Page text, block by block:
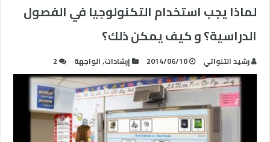
لماذا يجب استخدام التكنولوجيا في الفصول
الدراسية؟ و كيف يمكن ذلك؟
رشيد التلواتي 2014/06/10 إرشادات,الواجهة 2